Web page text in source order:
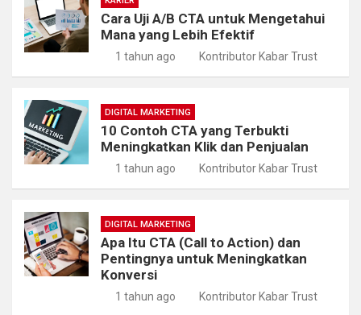
Cara Uji A/B CTA untuk Mengetahui
Mana yang Lebih Efektif
1 tahun ago Kontributor Kabar Trust
DIGITAL MARKETING
10 Contoh CTA yang Terbukti
Meningkatkan Klik dan Penjualan
1 tahun ago Kontributor Kabar Trust
DIGITAL MARKETING
Apa Itu CTA (Call to Action) dan
Pentingnya untuk Meningkatkan
Konversi
1 tahun ago Kontributor Kabar Trust